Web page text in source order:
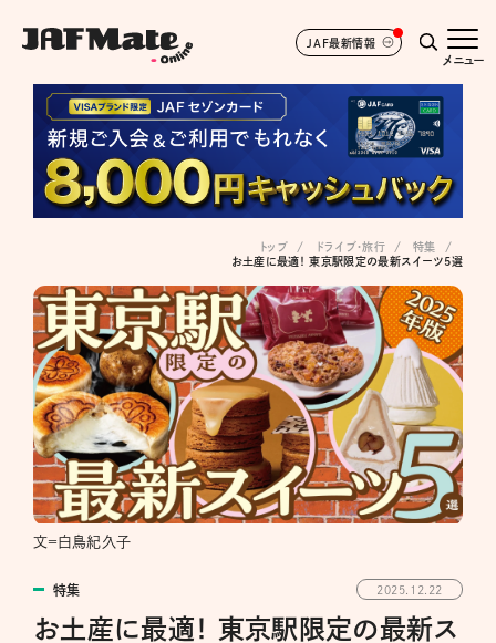
JAF最新情報
メニュー
トップ ドライブ･旅行
特集
お土産に最適！ 東京駅限定の最新スイーツ5選
文＝白鳥紀久子
特集 2025.12.22
お土産に最適！ 東京駅限定の最新ス